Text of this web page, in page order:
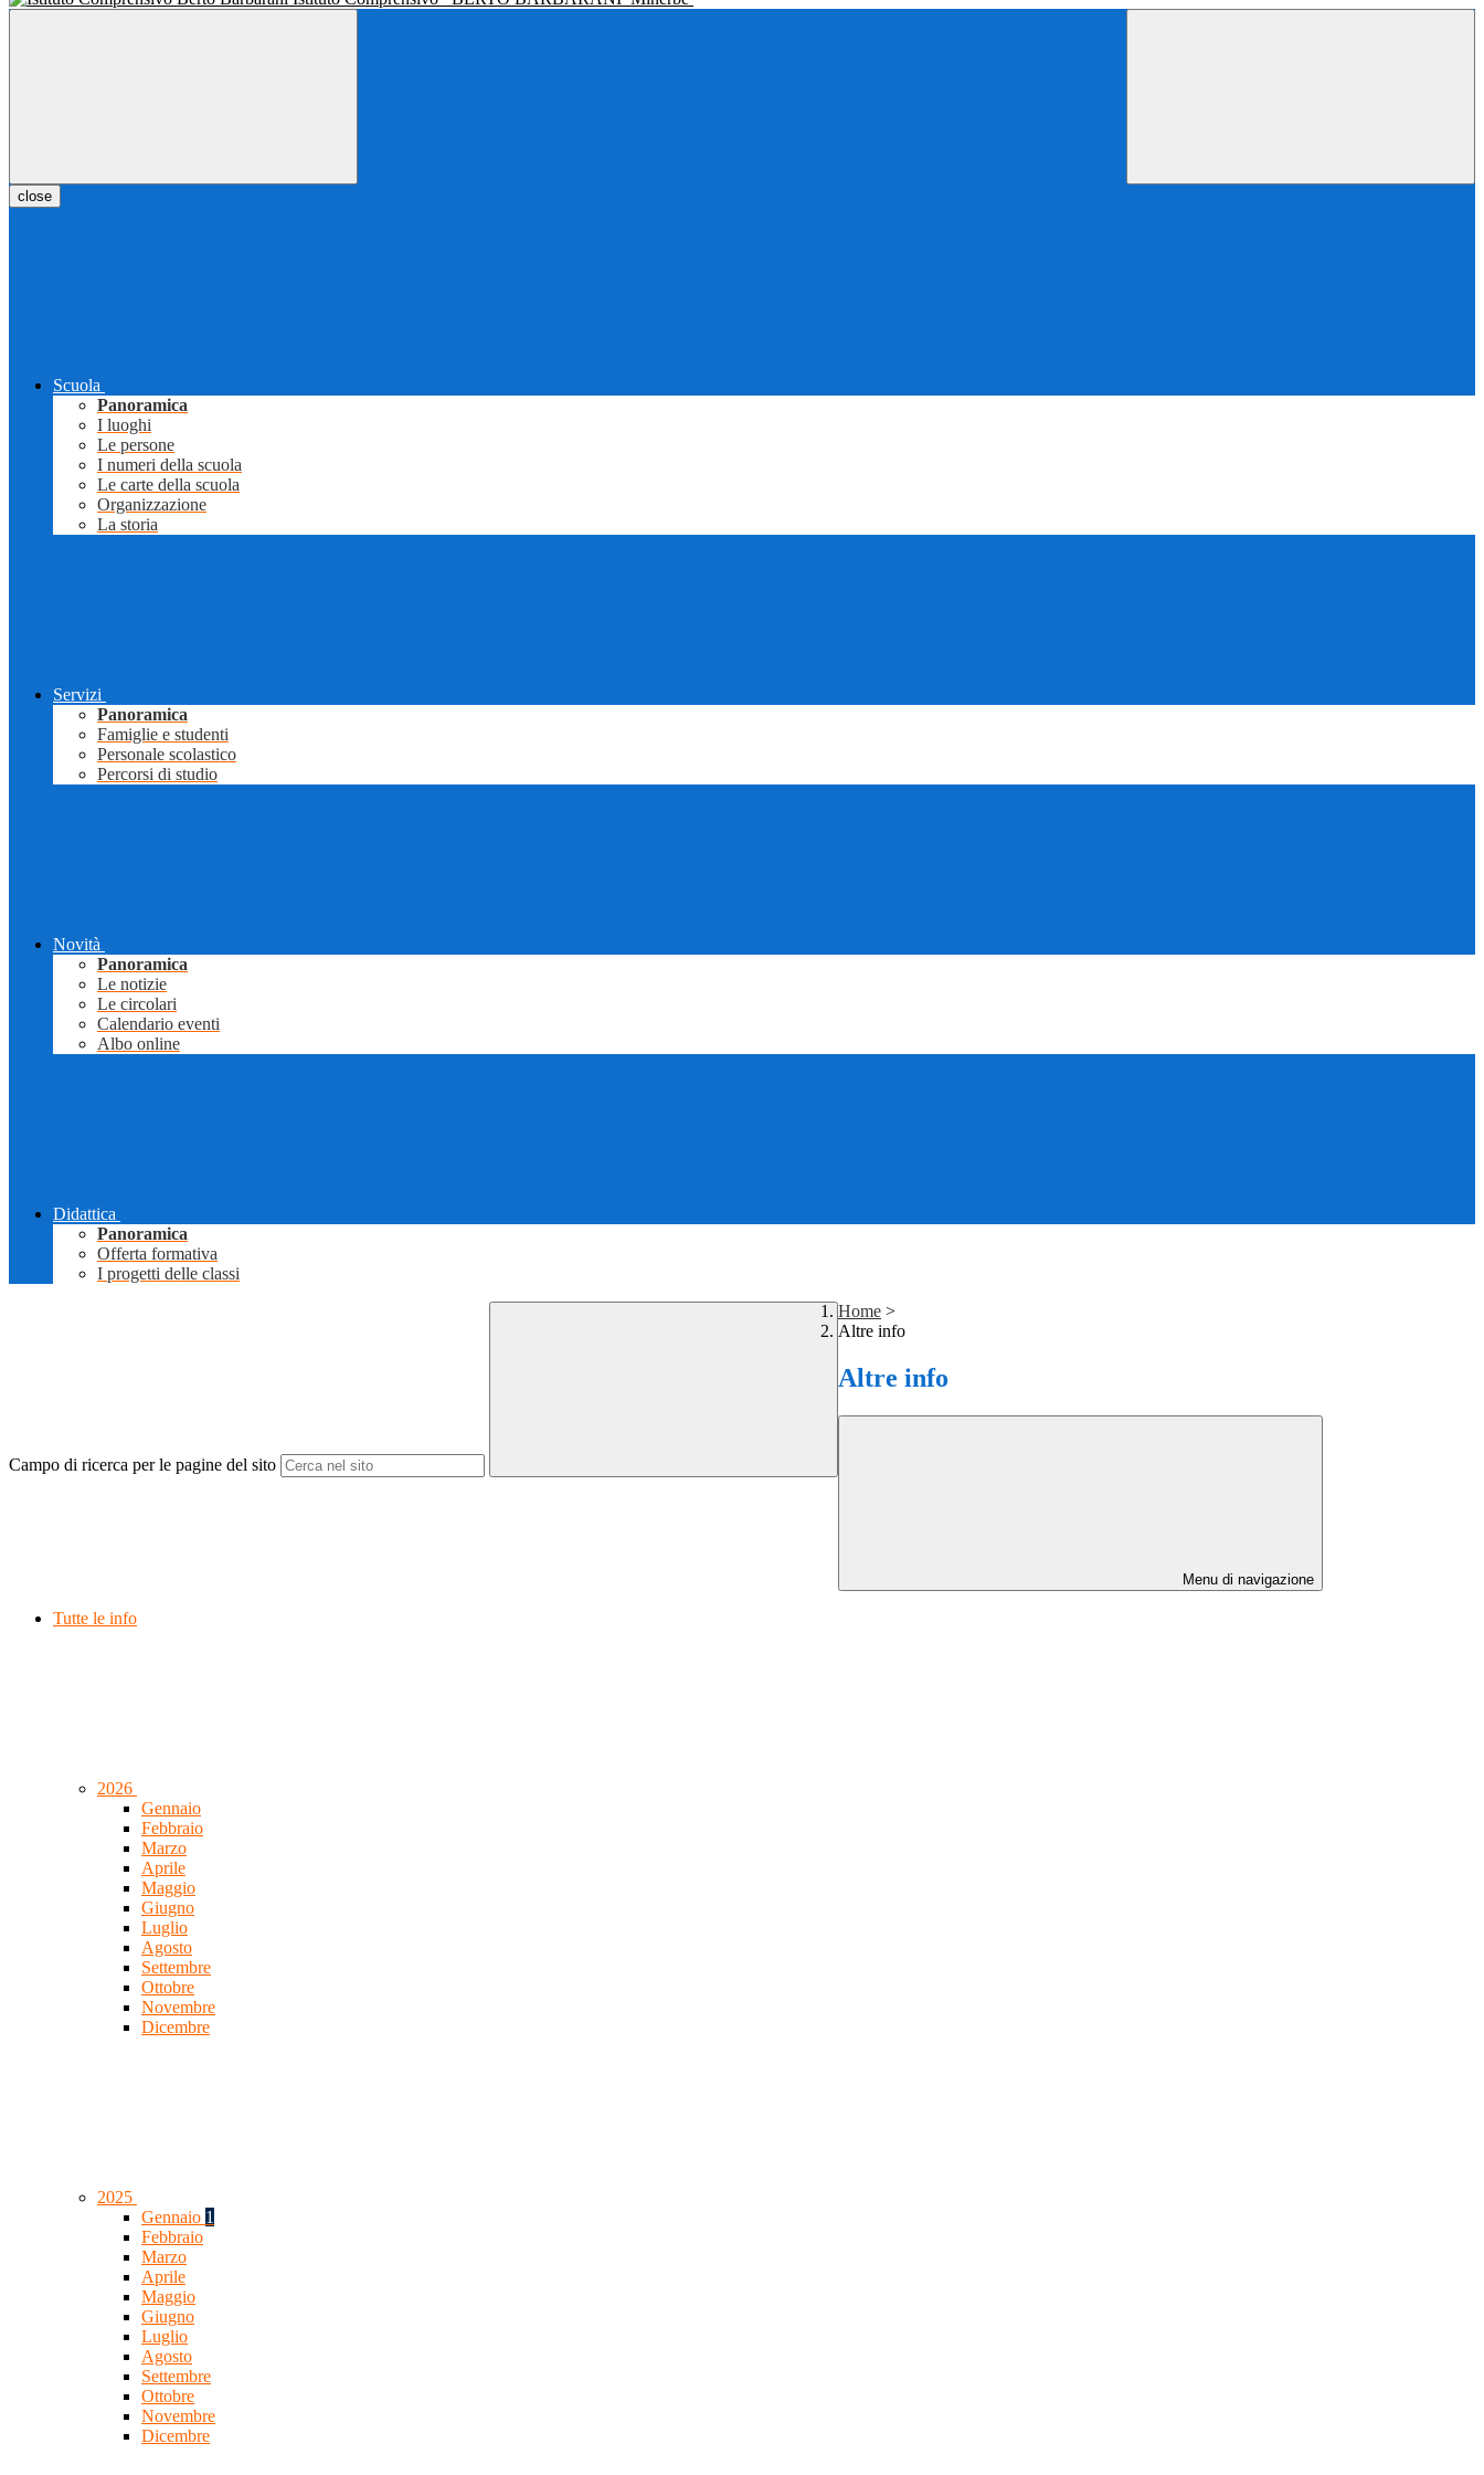
close
Scuola
Panoramica
I luoghi
Le persone
I numeri della scuola
Le carte della scuola
Organizzazione
La storia
Servizi
Panoramica
Famiglie e studenti
Personale scolastico
Percorsi di studio
Novità
Panoramica
Le notizie
Le circolari
Calendario eventi
Albo online
Didattica
Panoramica
Offerta formativa
I progetti delle classi
Campo di ricerca per le pagine del sito
Home >
Altre info
Altre info
Menu di navigazione
Tutte le info
2026
Gennaio
Febbraio
Marzo
Aprile
Maggio
Giugno
Luglio
Agosto
Settembre
Ottobre
Novembre
Dicembre
2025
Gennaio 1
Febbraio
Marzo
Aprile
Maggio
Giugno
Luglio
Agosto
Settembre
Ottobre
Novembre
Dicembre